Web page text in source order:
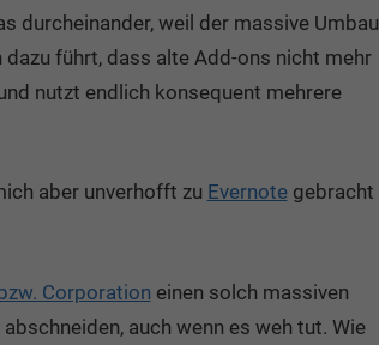
durcheinander, weil der massive Umbau
führt, dass alte Add-ons nicht mehr
nutzt endlich konsequent mehrere
aber unverhofft zu Evernotegebracht
Corporation einen solch massiven
auch wenn es weh tut. Wie